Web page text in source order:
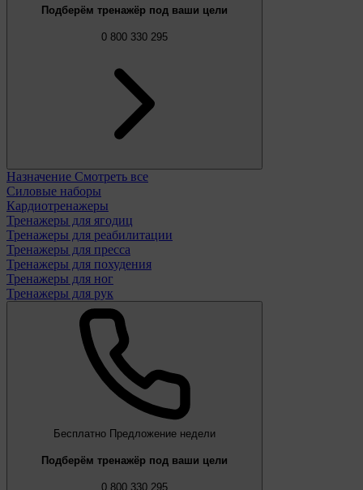
Подберём тренажёр под ваши цели
0 800 330 295
Назначение Смотреть все
Силовые наборы
Кардиотренажеры
Тренажеры для ягодиц
Тренажеры для реабилитации
Тренажеры для пресса
Тренажеры для похудения
Тренажеры для ног
Тренажеры для рук
Бесплатно Предложение недели
Подберём тренажёр под ваши цели
0 800 330 295